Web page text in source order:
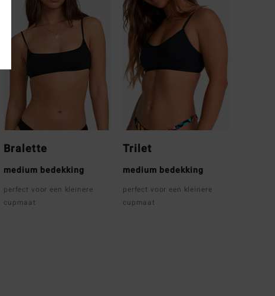
Bralette
medium bedekking
perfect voor een kleinere
cupmaat
Trilet
medium bedekking
perfect voor een kleinere
cupmaat